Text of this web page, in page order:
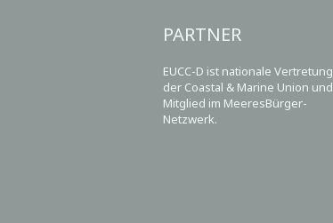
PARTNER
EUCC-D ist nationale Vertretung
der Coastal & Marine Union und
Mitglied im MeeresBürger-
Netzwerk.